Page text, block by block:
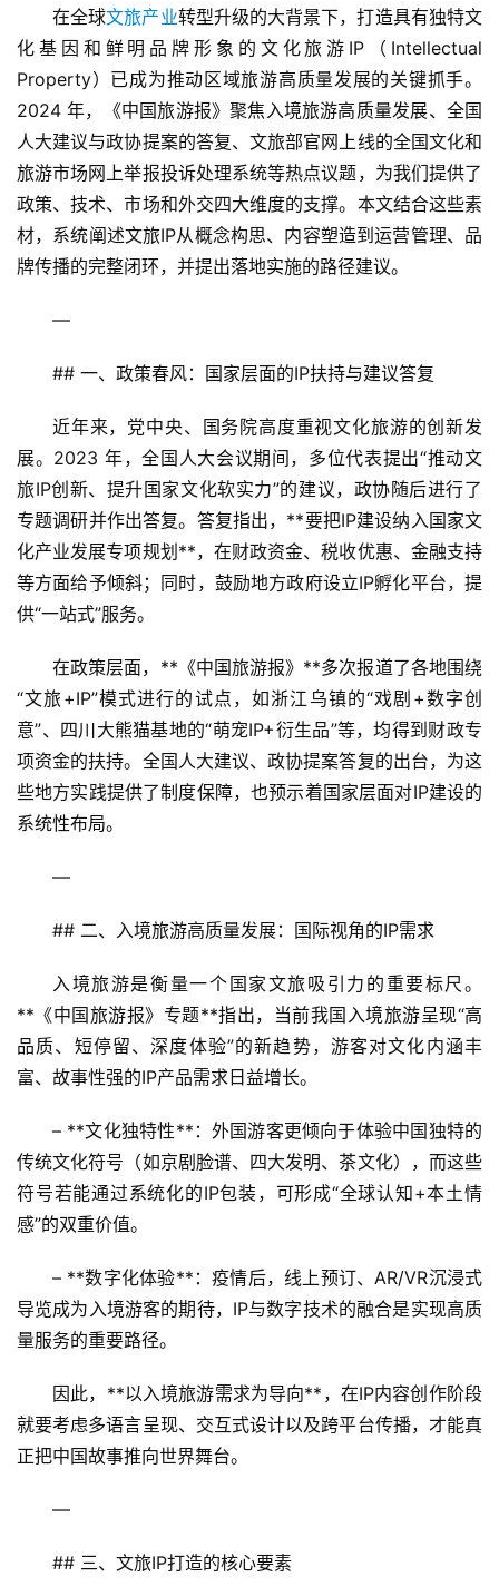
在全球文旅产业转型升级的大背景下，打造具有独特文
化基因和鲜明品牌形象的文化旅游IP（Intellectual
Property）已成为推动区域旅游高质量发展的关键抓手。
2024 年，《中国旅游报》聚焦入境旅游高质量发展、全国
人大建议与政协提案的答复、文旅部官网上线的全国文化和
旅游市场网上举报投诉处理系统等热点议题，为我们提供了
政策、技术、市场和外交四大维度的支撑。本文结合这些素
材，系统阐述文旅IP从概念构思、内容塑造到运营管理、品
牌传播的完整闭环，并提出落地实施的路径建议。
—
## 一、政策春风：国家层面的IP扶持与建议答复
近年来，党中央、国务院高度重视文化旅游的创新发
展。2023 年，全国人大会议期间，多位代表提出“推动文
旅IP创新、提升国家文化软实力”的建议，政协随后进行了
专题调研并作出答复。答复指出，**要把IP建设纳入国家文
化产业发展专项规划**，在财政资金、税收优惠、金融支持
等方面给予倾斜；同时，鼓励地方政府设立IP孵化平台，提
供“一站式”服务。
在政策层面，**《中国旅游报》**多次报道了各地围绕
“文旅+IP”模式进行的试点，如浙江乌镇的“戏剧+数字创
意”、四川大熊猫基地的“萌宠IP+衍生品”等，均得到财政专
项资金的扶持。全国人大建议、政协提案答复的出台，为这
些地方实践提供了制度保障，也预示着国家层面对IP建设的
系统性布局。
—
## 二、入境旅游高质量发展：国际视角的IP需求
入境旅游是衡量一个国家文旅吸引力的重要标尺。
**《中国旅游报》专题**指出，当前我国入境旅游呈现“高
品质、短停留、深度体验”的新趋势，游客对文化内涵丰
富、故事性强的IP产品需求日益增长。
– **文化独特性**：外国游客更倾向于体验中国独特的
传统文化符号（如京剧脸谱、四大发明、茶文化），而这些
符号若能通过系统化的IP包装，可形成“全球认知+本土情
感”的双重价值。
– **数字化体验**：疫情后，线上预订、AR/VR沉浸式
导览成为入境游客的期待，IP与数字技术的融合是实现高质
量服务的重要路径。
因此，**以入境旅游需求为导向**，在IP内容创作阶段
就要考虑多语言呈现、交互式设计以及跨平台传播，才能真
正把中国故事推向世界舞台。
—
## 三、文旅IP打造的核心要素